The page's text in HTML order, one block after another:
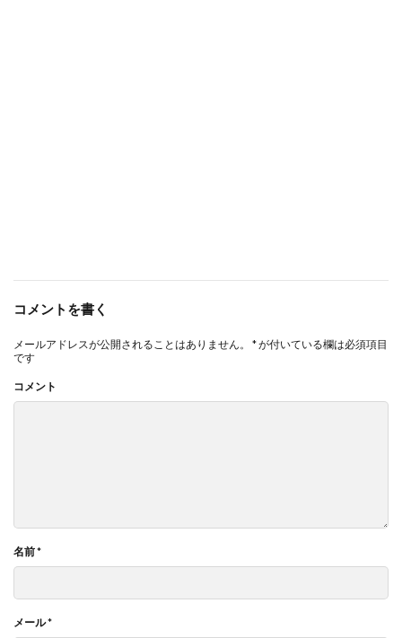
コメントを書く
メールアドレスが公開されることはありません。 *が付いている欄は必須項目
です
コメント
名前*
メール*